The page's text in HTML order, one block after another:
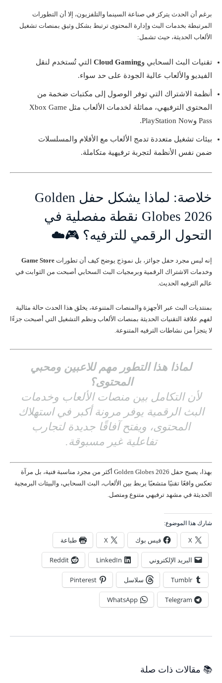
برغم أن الحدث يتركز في صناعة السينما والتلفزيون، إلا أن التطورات
المرتبطة بخدمات البث وإدارة المحتوى ترتبط بشكل وثيق بمنصات تشغيل
الألعاب الحديثة، حيث تشمل:
تقنيات البث السحابي وCloud Gaming التي تُستخدم لنقل
الفيديو والألعاب عالية الجودة على حد سواء.
أنظمة الاشتراك التي توفر الوصول إلى مكتبات ضخمة من
المحتوى الترفيهي، مماثلة لخدمات الألعاب مثل Xbox Game
Pass وPlayStation Now.
بيئات تشغيل متعددة تدمج الألعاب مع الأفلام والمسلسلات
ضمن نفس الأنظمة لتجربة ترفيهية متكاملة.
خلاصة: لماذا يشكل حفل Golden
Globes 2026 نقطة مفصلية في
التحول الرقمي للترفيه؟ 🎮☁️
إنه ليس مجرد حفل جوائز، بل نموذج يوضح كيف أن تطورات Game Store
وخدمات الاشتراك الرقمية وبرمجيات البث السحابي أصبحت من الثوابت في
عالم الترفيه الحديث.
بمنتديات البث عبر الأجهزة والمنصات المتنوعة، يخلق هذا الحدث حالة مثالية
لفهم علاقة التقنيات الحديثة بمنصات الألعاب ونظم التشغيل التي أصبحت جزءًا
لا يتجزأ من نشاطات الترفيه المتنوعة.
لماذا هذا التطور مهم للاعبين ومحبي
المحتوى؟
لأن التكامل بين منصات الألعاب وخدمات
البث الرقمية يوفر مرونة أكبر في استهلاك
المحتوى، ويفتح آفاقًا جديدة لتجارب
تفاعلية غير مسبوقة.
بهذا، يصبح حفل Golden Globes 2026 أكثر من مجرد مناسبة فنية، بل مرآة
تعكس واقعًا تقنيًا متشعبًا يربط بين الألعاب، البث السحابي، والبيئات البرمجية
الحديثة في مشهد ترفيهي متنوع ومتصل.
شارك هذا الموضوع:
X فيس بوك X طباعة
البريد الإلكتروني LinkedIn
Reddit
Tumblr سلاسل Pinterest
Telegram
WhatsApp
📚 مقالات ذات صلة